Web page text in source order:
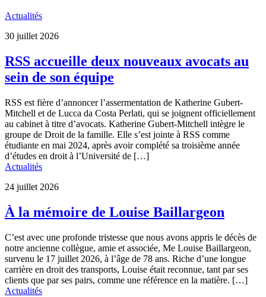
Actualités
30 juillet 2026
RSS accueille deux nouveaux avocats au
sein de son équipe
RSS est fière d’annoncer l’assermentation de Katherine Gubert-
Mitchell et de Lucca da Costa Perlati, qui se joignent officiellement
au cabinet à titre d’avocats. Katherine Gubert-Mitchell intègre le
groupe de Droit de la famille. Elle s’est jointe à RSS comme
étudiante en mai 2024, après avoir complété sa troisième année
d’études en droit à l’Université de […]
Actualités
24 juillet 2026
À la mémoire de Louise Baillargeon
C’est avec une profonde tristesse que nous avons appris le décès de
notre ancienne collègue, amie et associée, Me Louise Baillargeon,
survenu le 17 juillet 2026, à l’âge de 78 ans. Riche d’une longue
carrière en droit des transports, Louise était reconnue, tant par ses
clients que par ses pairs, comme une référence en la matière. […]
Actualités